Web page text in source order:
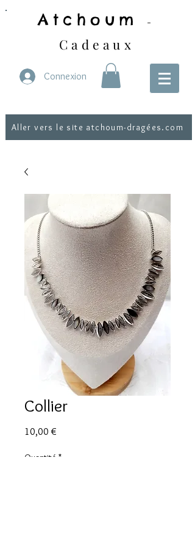
Atchoum -
Cadeaux
Connexion
Aller vers le site atchoum-dragées.com
Collier
10,00 €
Quantité *